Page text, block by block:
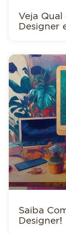
Veja
Designer
Saiba
Designer!